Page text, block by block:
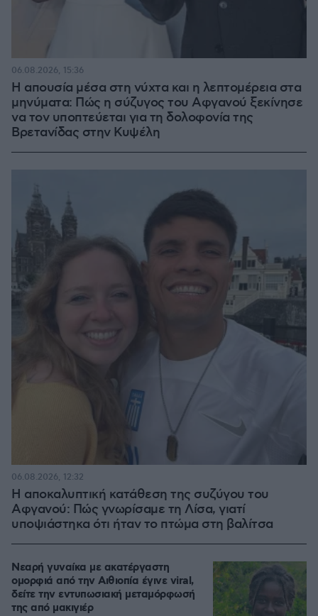
Η απουσία μέσα στη νύχτα και η λεπτομέρεια στα
μηνύματα: Πώς η σύζυγος του Αφγανού ξεκίνησε
να τον υποπτεύεται για τη δολοφονία της
Βρετανίδας στην Κυψέλη
06.08.2026, 15:36
Η αποκαλυπτική κατάθεση της συζύγου του
Αφγανού: Πώς γνωρίσαμε τη Λίσα, γιατί
υποψιάστηκα ότι ήταν το πτώμα στη βαλίτσα
06.08.2026, 12:32
Νεαρή γυναίκα με ακατέργαστη
ομορφιά από την Αιθιοπία έγινε viral,
δείτε την εντυπωσιακή μεταμόρφωσή
της από μακιγιέρ